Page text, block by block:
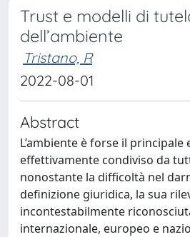
Trust e modelli di
dell’ambiente
Tristano, R
2022-08-01
Abstract
L’ambiente è forse il principale
effettivamente condiviso da
nonostante la difficoltà nel
definizione giuridica, la sua
incontestabilmente
internazionale, europeo e